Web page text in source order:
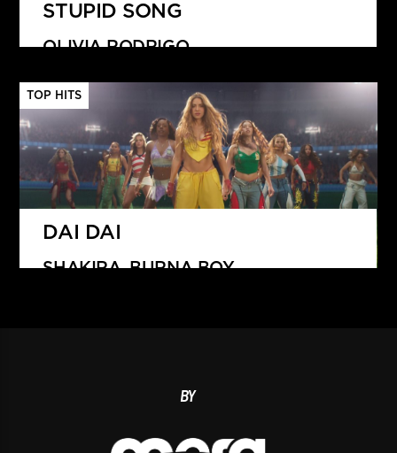
STUPID SONG
OLIVIA RODRIGO
TOP HITS
DAI DAI
SHAKIRA, BURNA BOY
BY